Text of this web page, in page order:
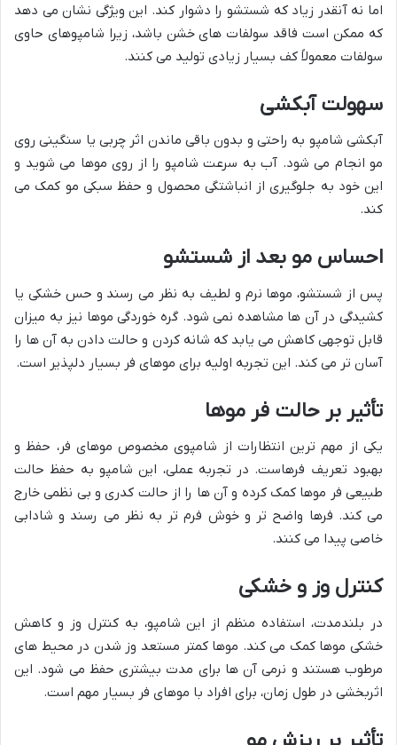
اما نه آنقدر زیاد که شستشو را دشوار کند. این ویژگی نشان می دهد
که ممکن است فاقد سولفات های خشن باشد، زیرا شامپوهای حاوی
سولفات معمولاً کف بسیار زیادی تولید می کنند.
سهولت آبکشی
آبکشی شامپو به راحتی و بدون باقی ماندن اثر چربی یا سنگینی روی
مو انجام می شود. آب به سرعت شامپو را از روی موها می شوید و
این خود به جلوگیری از انباشتگی محصول و حفظ سبکی مو کمک می
کند.
احساس مو بعد از شستشو
پس از شستشو، موها نرم و لطیف به نظر می رسند و حس خشکی یا
کشیدگی در آن ها مشاهده نمی شود. گره خوردگی موها نیز به میزان
قابل توجهی کاهش می یابد که شانه کردن و حالت دادن به آن ها را
آسان تر می کند. این تجربه اولیه برای موهای فر بسیار دلپذیر است.
تأثیر بر حالت فر موها
یکی از مهم ترین انتظارات از شامپوی مخصوص موهای فر، حفظ و
بهبود تعریف فرهاست. در تجربه عملی، این شامپو به حفظ حالت
طبیعی فر موها کمک کرده و آن ها را از حالت کدری و بی نظمی خارج
می کند. فرها واضح تر و خوش فرم تر به نظر می رسند و شادابی
خاصی پیدا می کنند.
کنترل وز و خشکی
در بلندمدت، استفاده منظم از این شامپو، به کنترل وز و کاهش
خشکی موها کمک می کند. موها کمتر مستعد وز شدن در محیط های
مرطوب هستند و نرمی آن ها برای مدت بیشتری حفظ می شود. این
اثربخشی در طول زمان، برای افراد با موهای فر بسیار مهم است.